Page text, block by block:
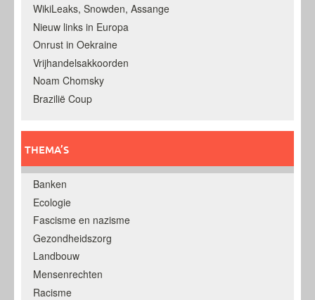
WikiLeaks, Snowden, Assange
Nieuw links in Europa
Onrust in Oekraine
Vrijhandelsakkoorden
Noam Chomsky
Brazilië Coup
THEMA’S
Banken
Ecologie
Fascisme en nazisme
Gezondheidszorg
Landbouw
Mensenrechten
Racisme